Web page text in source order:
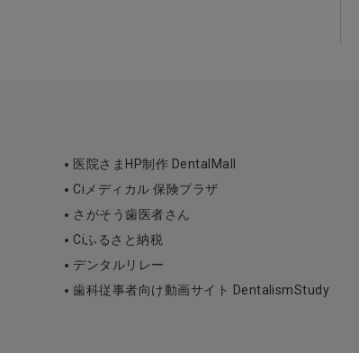
医院さまHP制作 DentalMall
Ciメディカル 保険プラザ
さがそう歯医者さん
Ciふるさと納税
デンタルリレー
歯科従事者向け動画サイト DentalismStudy